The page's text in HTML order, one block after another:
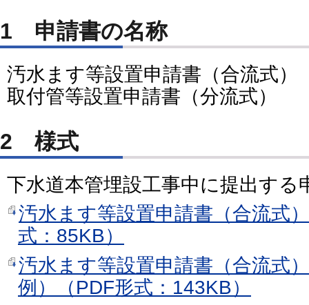
1 申請書の名称
汚水ます等設置申請書（合流式）
取付管等設置申請書（分流式）
2 様式
下水道本管埋設工事中に提出する
汚水ます等設置申請書（合流式
式：85KB）
汚水ます等設置申請書（合流式
例）（PDF形式：143KB）